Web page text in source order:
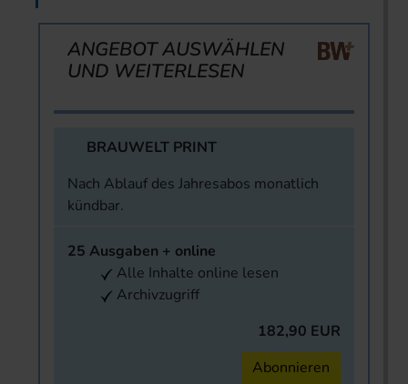
ANGEBOT AUSWÄHLEN
UND WEITERLESEN
BRAUWELT PRINT
Nach Ablauf des Jahresabos monatlich
kündbar.
25 Ausgaben + online
Alle Inhalte online lesen
Archivzugriff
182,90 EUR
Abonnieren